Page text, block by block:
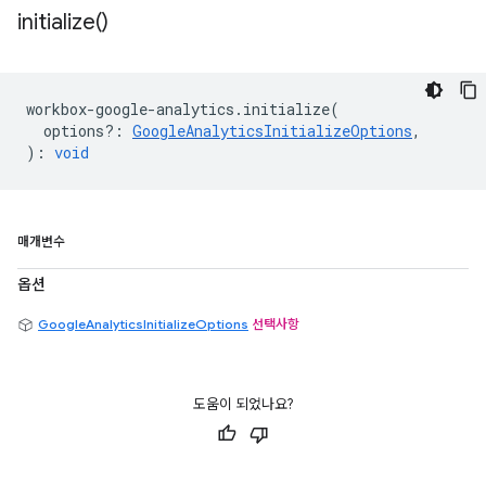
initialize()
workbox-google-analytics . initialize(
options? : GoogleAnalyticsInitializeOptions,
) : void
매개변수
옵션
GoogleAnalyticsInitializeOptions 선택사항
도움이 되었나요?